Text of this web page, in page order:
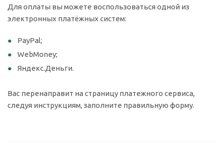
Для оплаты вы можете воспользоваться одной из
электронных платёжных систем:
PayPal;
WebMoney;
Яндекс.Деньги.
Вас перенаправит на страницу платежного сервиса,
следуя инструкциям, заполните правильную форму.